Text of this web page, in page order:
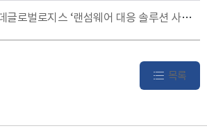
롯데글로벌로지스 ‘랜섬웨어 대응 솔루션 사업’ 수주·공급
목록